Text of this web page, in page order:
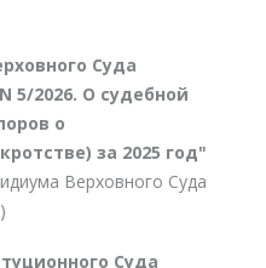
Суда
5/2026. О судебной
о
за 2025 год"
Верховного Суда
Суда